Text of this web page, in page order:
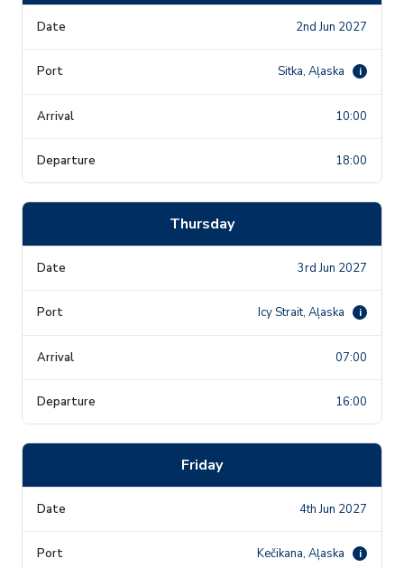
2nd Jun 2027
Sitka, Aļaska i
10:00
18:00
Thursday
3rd Jun 2027
Icy Strait, Aļaska i
07:00
16:00
Friday
4th Jun 2027
Kečikana, Aļaska i